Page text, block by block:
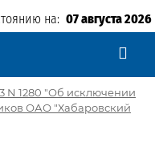
на: 07 августа 2026
N 1280 "Об исключении
ОАО "Хабаровский